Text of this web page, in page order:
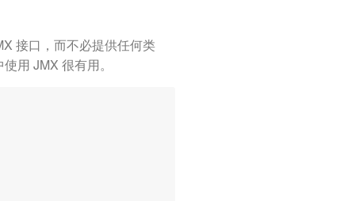
接口，而不必提供任何类
用 JMX 很有用。